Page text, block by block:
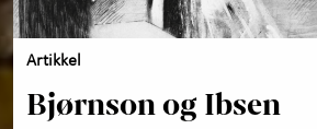
Artikkel
Bjørnson og Ibsen